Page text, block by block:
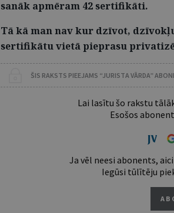
sanāk apmēram 42 sertifikāti.
Tā kā man nav kur dzīvot,
sertifikātu vietā pieprasu
ŠIS RAKSTS PIEEJAMS “JURISTA VĀRDA”
Lai lasītu šo rakstu
Esošos
Ja vēl neesi abonents,
Iegūsi tūlītēju